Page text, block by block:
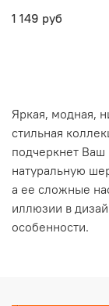
1 149 руб
Яркая, модная,
стильная
подчеркнет Ваш
натуральную
а ее сложные
иллюзии в
особенности.